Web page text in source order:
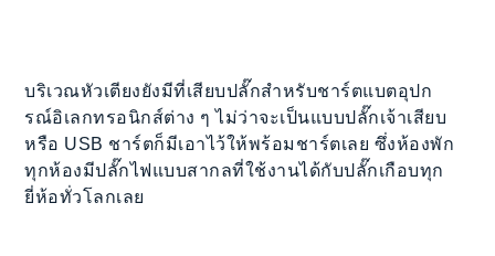
บริเวณหัวเตียงยังมีที่เสียบปลั๊กสำหรับชาร์ตแบตอุปก
รณ์อิเลกทรอนิกส์ต่าง ๆ ไม่ว่าจะเป็นแบบปลั๊กเจ้าเสียบ
หรือ USB ชาร์ตก็มีเอาไว้ให้พร้อมชาร์ตเลย ซึ่งห้องพัก
ทุกห้องมีปลั๊กไฟแบบสากลที่ใช้งานได้กับปลั๊กเกือบทุก
ยี่ห้อทั่วโลกเลย